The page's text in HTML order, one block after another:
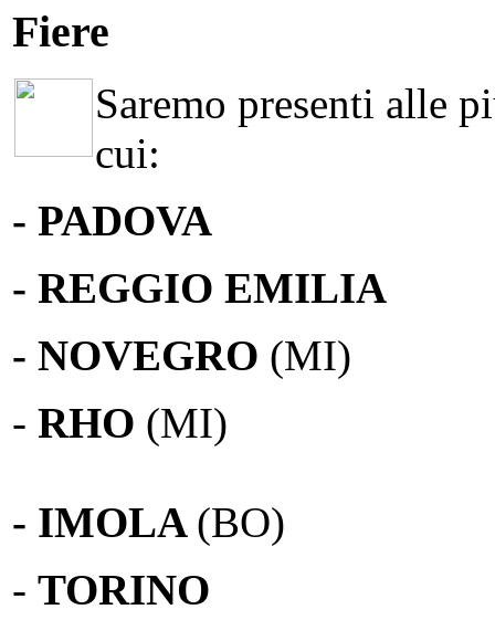
Fiere
Saremo presenti alle
cui:
- PADOVA
- REGGIO EMILIA
- NOVEGRO (MI)
- RHO (MI)
- IMOLA (BO)
- TORINO